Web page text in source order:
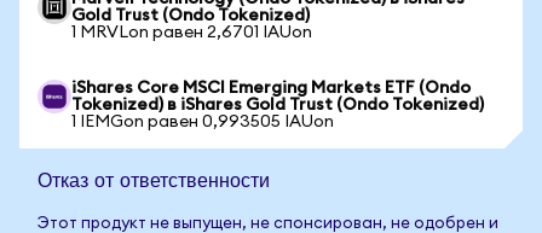
Gold Trust (Ondo Tokenized)
1 MRVLon равен 2,6701 IAUon
iShares Core MSCI Emerging Markets ETF (Ondo
Tokenized) в iShares Gold Trust (Ondo Tokenized)
1 IEMGon равен 0,993505 IAUon
Отказ от ответственности
Этот продукт не выпущен, не спонсирован, не одобрен и